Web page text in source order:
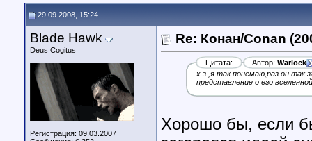
29.09.2008, 15:24
Blade Hawk
Deus Cogitus
Регистрация: 09.03.2007
Re: Конан/Conan
Цитата: Автор: Warlock
х.з.,я так понемаю,раз он так
представление о его
Хорошо бы, если